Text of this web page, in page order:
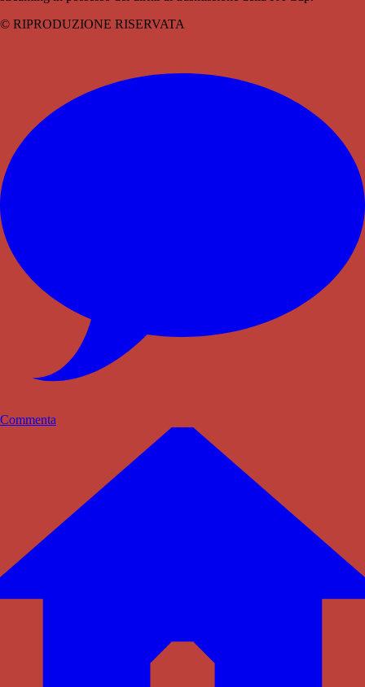
© RIPRODUZIONE RISERVATA
Commenta